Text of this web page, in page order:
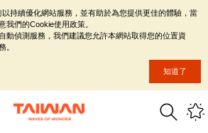
持續優化網站服務，並有助於為您提供更佳的體驗，當
我們的Cookie使用政策。
動偵測服務，我們建議您允許本網站取得您的位置資
。
知道了